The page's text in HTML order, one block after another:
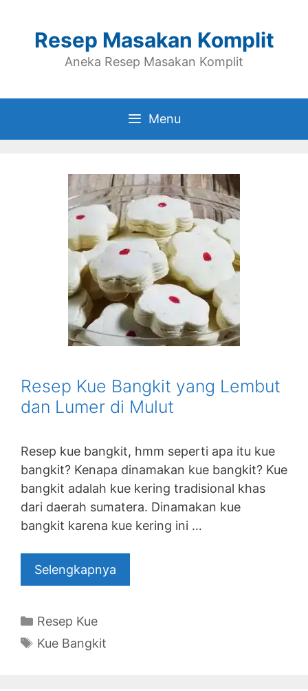
contentResep Masakan Komplit
Aneka Resep Masakan Komplit
Menu
Resep Kue Bangkit yang Lembut
dan Lumer di Mulut
Resep kue bangkit, hmm seperti apa itu kue
bangkit? Kenapa dinamakan kue bangkit? Kue
bangkit adalah kue kering tradisional khas
dari daerah sumatera. Dinamakan kue
bangkit karena kue kering ini …
Selengkapnya
Categories
Resep Kue
Tags
Kue Bangkit